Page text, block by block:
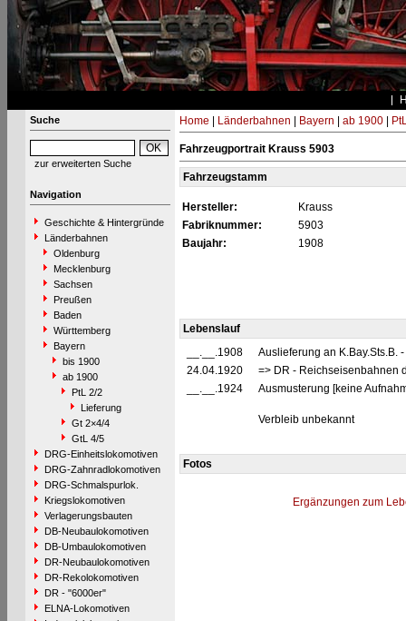
Suche
zur erweiterten Suche
Navigation
Geschichte & Hintergründe
Länderbahnen
Oldenburg
Mecklenburg
Sachsen
Preußen
Baden
Württemberg
Bayern
bis 1900
ab 1900
PtL 2/2
Lieferung
Gt 2×4/4
GtL 4/5
DRG-Einheitslokomotiven
DRG-Zahnradlokomotiven
DRG-Schmalspurlok.
Kriegslokomotiven
Verlagerungsbauten
DB-Neubaulokomotiven
DB-Umbaulokomotiven
DR-Neubaulokomotiven
DR-Rekolokomotiven
DR - "6000er"
ELNA-Lokomotiven
Home Länderbahnen Bayern ab 1900|
Fahrzeugportrait Krauss 5903
Fahrzeugstamm
Hersteller:
Krauss
Fabriknummer:
5903
Baujahr:
1908
Lebenslauf
__.__.1908
Auslieferung an
24.04.1920
=> DR - Reichseisenbahnen
__.__.1924
Ausmusterung [keine
Verbleib unbekannt
Fotos
Ergänzungen zum